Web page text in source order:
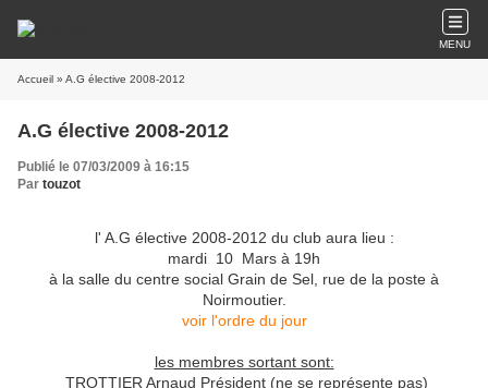
MENU
Accueil » A.G élective 2008-2012
A.G élective 2008-2012
Publié le 07/03/2009 à 16:15
Par touzot
l' A.G élective 2008-2012 du club aura lieu :
mardi 10 Mars à 19h
à la salle du centre social Grain de Sel, rue de la poste à
Noirmoutier.
voir l'ordre du jour
les membres sortant sont:
TROTTIER Arnaud Président (ne se représente pas)